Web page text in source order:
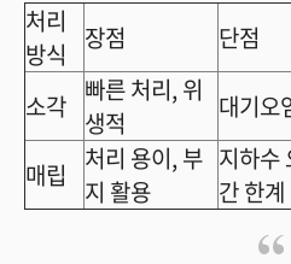
처리
방식
장점 단점
소각 빠른 처리, 위
생적
대기오
매립
처리 용이, 부
지 활용
지하수
간 한계